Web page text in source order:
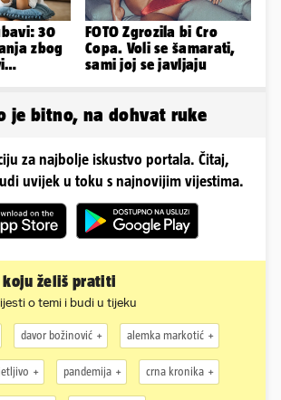
30
zbog
FOTO Zgrozila bi Cro
Copa. Voli se šamarati,
sami joj se javljaju
je bitno, na dohvat ruke
za najbolje iskustvo portala. Čitaj,
uvijek u toku s najnovijim vijestima.
koju želiš pratiti
o temi i budi u tijeku
davor božinović alemka markotić
pandemija crna kronika